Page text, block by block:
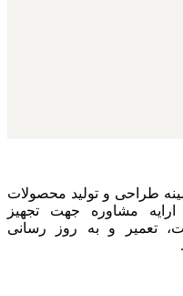
طراحی و تولید محصولات
مشاوره جهت تجهیز
تعمیر و به روز رسانی